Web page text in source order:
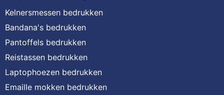
Kelnersmessen bedrukken
Bandana's bedrukken
Pantoffels bedrukken
Reistassen bedrukken
Laptophoezen bedrukken
Emaille mokken bedrukken